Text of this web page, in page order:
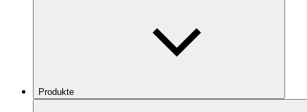
Produkte